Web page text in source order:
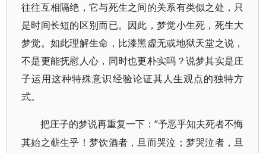
往往互相隔绝，它与死生之间的关系有类似之处，只
是时间长短的区别而已。因此，梦觉小生死，死生大
梦觉。如此理解生命，比漆黑虚无或地狱天堂之说，
不是更能抚慰人心，同时也更朴实吗？说梦其实是庄
子运用这种特殊意识经验论证其人生观点的独特方
式。
把庄子的梦说再重复一下：“予恶乎知夫死者不悔
其始之蕲生乎！梦饮酒者，旦而哭泣；梦哭泣者，旦